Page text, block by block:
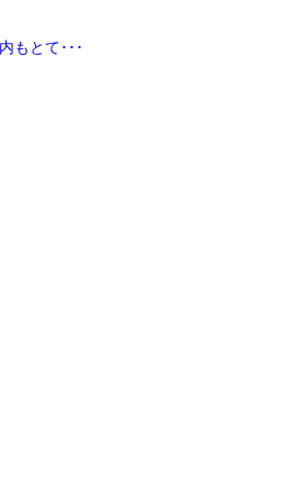
もとて･･･